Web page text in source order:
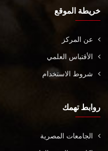
خريطة الموقع
عن المركز
الأقتباس العلمي
شروط الاستخدام
روابط تهمك
الجامعات المصرية